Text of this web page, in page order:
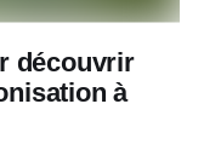
découvrir
à